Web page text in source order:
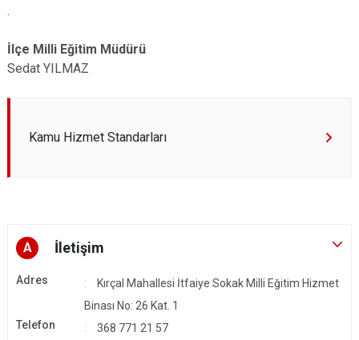
.
İlçe Milli Eğitim​​​​​ Müdürü
Sedat YILMAZ
Kamu Hizmet Standarları
A İletişim
Adres
Kırçal Mahallesi İtfaiye Sokak Milli Eğitim Hizmet
Binası No: 26 Kat. 1
Telefon
368 771 21 57